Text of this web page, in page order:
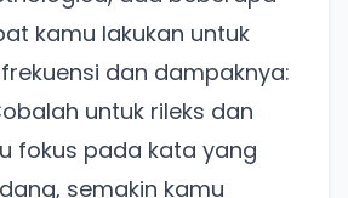
kamu lakukan untuk
dan dampaknya:
untuk rileks dan
fokus pada kata yang
semakin kamu